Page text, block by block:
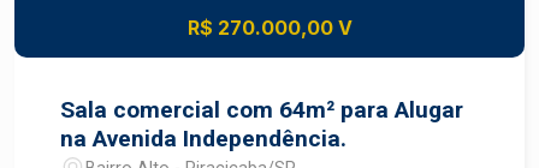
R$ 270.000,00 V
Sala comercial com 64m² para Alugar
na Avenida Independência.